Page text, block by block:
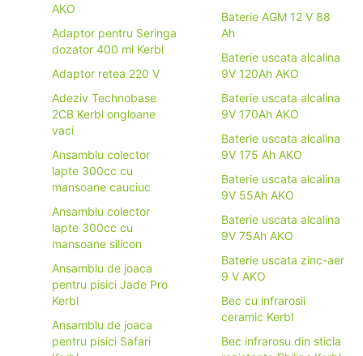
AKO
Adaptor pentru Seringa
dozator 400 ml Kerbl
Adaptor retea 220 V
Adeziv Technobase
2CB Kerbl ongloane
vaci
Ansamblu colector
lapte 300cc cu
mansoane cauciuc
Ansamblu colector
lapte 300cc cu
mansoane silicon
Ansamblu de joaca
pentru pisici Jade Pro
Kerbl
Ansamblu de joaca
pentru pisici Safari
Baterie AGM 12 V 88
Ah
Baterie uscata alcalina
9V 120Ah AKO
Baterie uscata alcalina
9V 170Ah AKO
Baterie uscata alcalina
9V 175 Ah AKO
Baterie uscata alcalina
9V 55Ah AKO
Baterie uscata alcalina
9V 75Ah AKO
Baterie uscata zinc-aer
9 V AKO
Bec cu infrarosii
ceramic Kerbl
Bec infrarosu din sticla